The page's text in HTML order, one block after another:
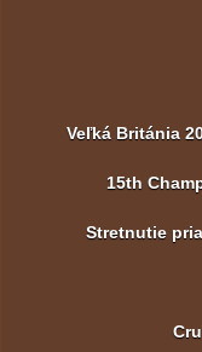
Veľká Británia
15th
Stretnutie